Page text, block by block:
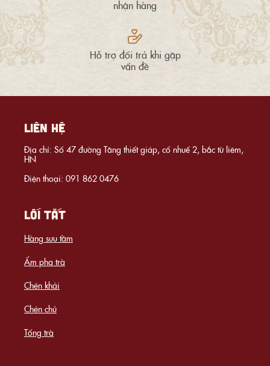
nhận hàng
Hỗ trợ đổi trả khi gặp
vấn đề
LIÊN HỆ
Địa chỉ: Số 47 đường Tăng thiết giáp, cổ nhuế 2, bắc từ liêm,
HN
Điện thoại: 091 862 0476
LỐI TẮT
Hàng sưu tầm
Ấm pha trà
Chén khải
Chén chủ
Tống trà